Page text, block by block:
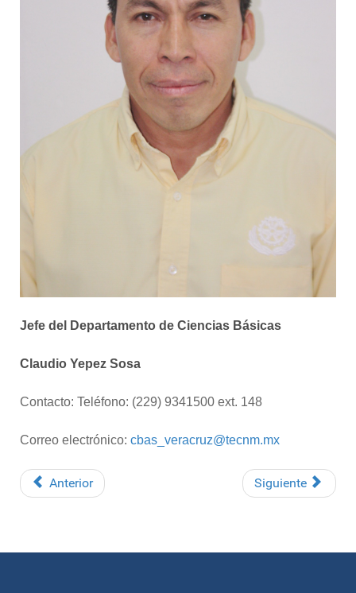
Jefe del Departamento de Ciencias Básicas
Claudio Yepez Sosa
Contacto: Teléfono: (229) 9341500 ext. 148
Correo electrónico: cbas_veracruz@tecnm.mx
Anterior Siguiente